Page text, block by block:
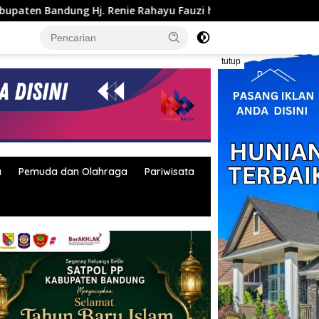
Rahayu Fauzi hadiri MPLS Sekolah Rakyat Terintegrasi
tutup
Pemuda dan Olahraga Pariwisata